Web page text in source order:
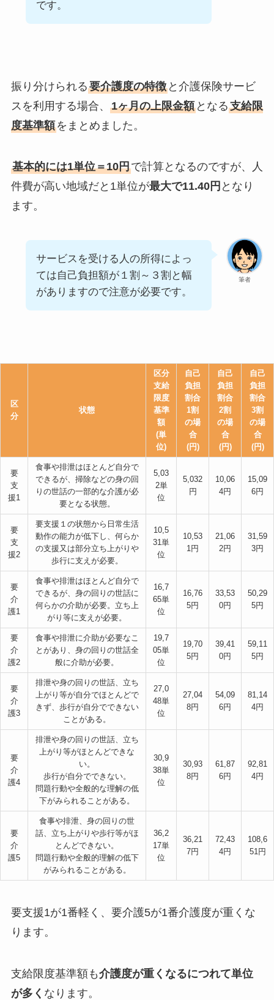
です。
振り分けられる要介護度の特徴と介護保険サービ
スを利用する場合、 1ヶ月の上限金額となる支給限
度基準額をまとめました。
基本的には1単位＝10円で計算となるのですが、人
件費が高い地域だと1単位が最大で11.40円 となり
ます。
筆者
サービスを受ける人の所得によっ
ては自己負担額が１割～３割と幅
がありますので注意が必要です。
区
分
状態
区分
支給
限度
基準
額
(単
位)
自己
負担
割合
1割
の場
合
(円)
自己
負担
割合
2割
の場
合
(円)
自己
負担
割合
3割
の場
合
(円)
要
支
援1
食事や排泄はほとんど自分で
できるが、掃除などの身の回
りの世話の一部的な介護が必
要となる状態。
5,03
2単
位
5,032
円
10,06
4円
15,09
6円
要
支
援2
要支援１の状態から日常生活
動作の能力が低下し、何らか
の支援又は部分立ち上がりや
歩行に支えが必要。
10,5
31単
位
10,53
1円
21,06
2円
31,59
3円
要
介
護1
食事や排泄はほとんど自分で
できるが、身の回りの世話に
何らかの介助が必要。立ち上
がり等に支えが必要。
16,7
65単
位
16,76
5円
33,53
0円
50,29
5円
要
介
護2
食事や排泄に介助が必要なこ
とがあり、身の回りの世話全
般に介助が必要。
19,7
05単
位
19,70
5円
39,41
0円
59,11
5円
要
介
護3
排泄や身の回りの世話、立ち
上がり等が自分でほとんどで
きず、歩行が自分でできない
ことがある。
27,0
48単
位
27,04
8円
54,09
6円
81,14
4円
要
介
護4
排泄や身の回りの世話、立ち
上がり等がほとんどできな
い。
歩行が自分でできない。
問題行動や全般的な理解の低
下がみられることがある。
30,9
38単
位
30,93
8円
61,87
6円
92,81
4円
要
介
護5
食事や排泄、身の回りの世
話、立ち上がりや歩行等がほ
とんどできない。
問題行動や全般的理解の低下
がみられることがある。
36,2
17単
位
36,21
7円
72,43
4円
108,6
51円
要支援1が1番軽く、要介護5が1番介護度が重くな
ります。
支給限度基準額も介護度が重くなるにつれて単位
が多く なります。